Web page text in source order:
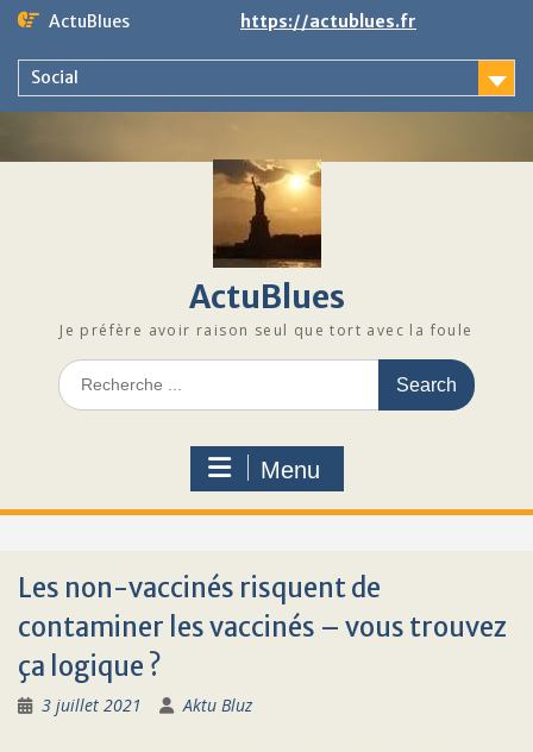
Skip
content
ActuBlues https://actublues.fr
Social
ActuBlues
Je préfère avoir raison seul que tort avec la foule
Search
for:
Menu
Les non-vaccinés risquent de
contaminer les vaccinés – vous trouvez
ça logique ?
3 juillet 2021 Aktu Bluz